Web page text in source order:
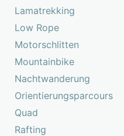
Lamatrekking
Low Rope
Motorschlitten
Mountainbike
Nachtwanderung
Orientierungsparcours
Quad
Rafting